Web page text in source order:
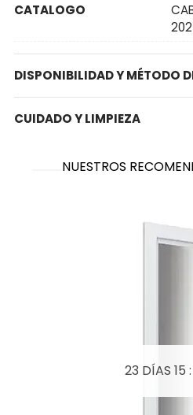
CATALOGO
DISPONIBILIDAD Y MÉTODO
CUIDADO Y LIMPIEZA
NUESTROS
23 DÍAS 15